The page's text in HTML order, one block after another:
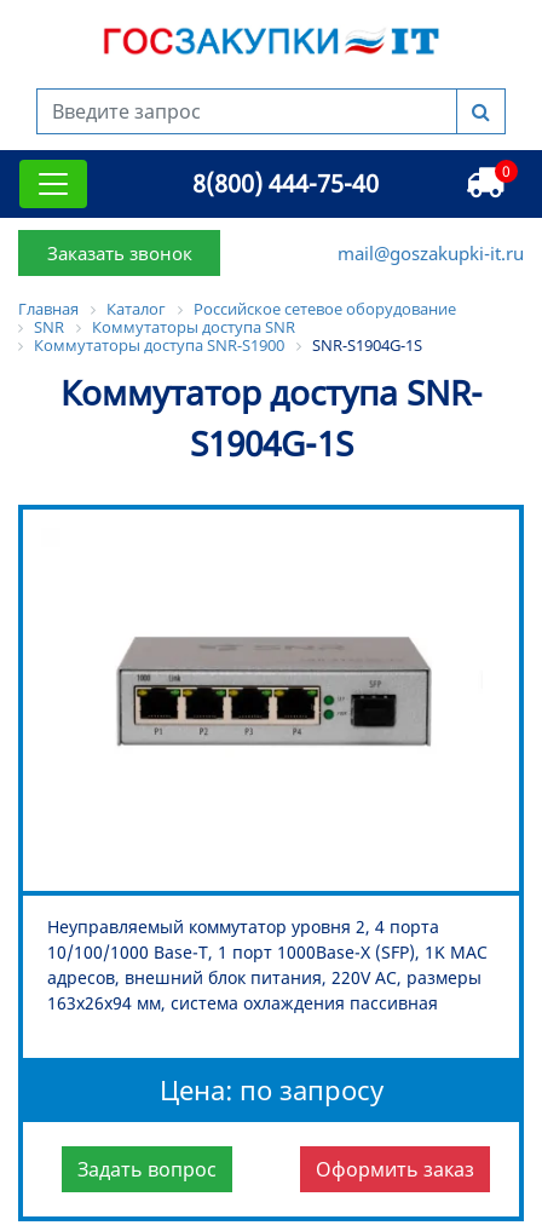
8(800) 444-75-40 0
Заказать звонок mail@goszakupki-it.ru
Главная Каталог
Российское сетевое оборудование
SNR
Коммутаторы доступа SNR
Коммутаторы доступа SNR-S1900
SNR-S1904G-1S
Коммутатор доступа SNR-
S1904G-1S
Неуправляемый коммутатор уровня 2, 4 порта
10/100/1000 Base-T, 1 порт 1000Base-X (SFP), 1K MAC
адресов, внешний блок питания, 220V AC, размеры
163х26х94 мм, система охлаждения пассивная
Цена: по запросу
Задать вопрос Оформить заказ